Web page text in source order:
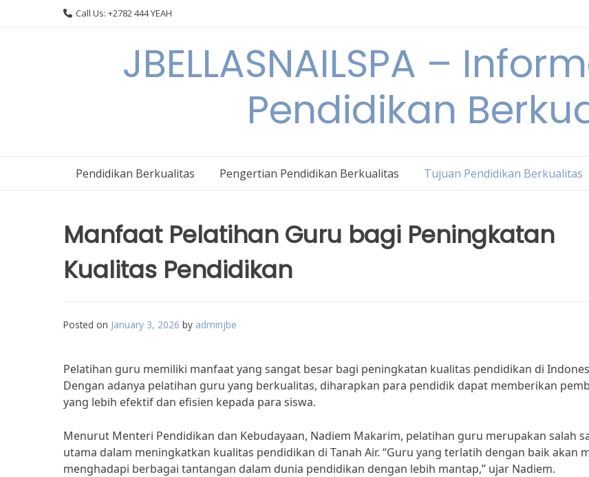
Call Us: +2782 444 YEAH
JBELLASNAILSPA –
Pendidikan
Pendidikan Berkualitas Pengertian Pendidikan Berkualitas Tujuan Pendidikan Berkualitas
Manfaat Pelatihan Guru bagi Peningkatan
Kualitas Pendidikan
Posted on January 3, 2026 by adminjbe
Pelatihan guru memiliki manfaat yang sangat besar bagi peningkatan kualitas pendidikan di
Dengan adanya pelatihan guru yang berkualitas, diharapkan para pendidik dapat memberikan
yang lebih efektif dan efisien kepada para siswa.
Menurut Menteri Pendidikan dan Kebudayaan, Nadiem Makarim, pelatihan guru merupakan salah
utama dalam meningkatkan kualitas pendidikan di Tanah Air. “Guru yang terlatih dengan baik akan
menghadapi berbagai tantangan dalam dunia pendidikan dengan lebih mantap,” ujar Nadiem.